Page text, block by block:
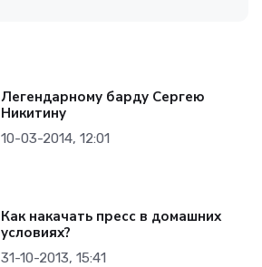
Легендарному барду Сергею
Никитину
10-03-2014, 12:01
Как накачать пресс в домашних
условиях?
31-10-2013, 15:41